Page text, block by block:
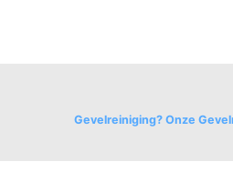
Gevelreiniging? Onze